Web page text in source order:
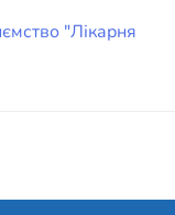
Святого